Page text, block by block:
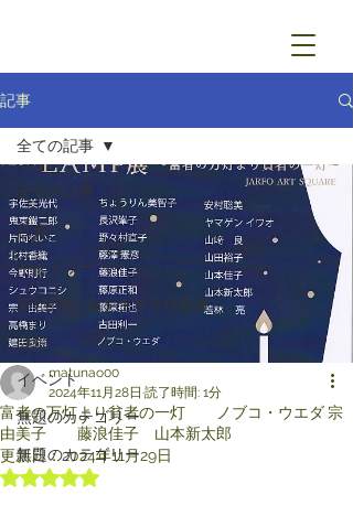
記事
全ての記事
社会
ギャラリー
第7回同じ刻を生きる作家展
会報
イベント
無題のカテゴリー
無題のカテゴリー
全ての記事
富者の万灯より貧者の一灯 ノブコ・ウエダ 宗
由美子 藤浪佳子 山本新太郎
matunao00
2024年11月28日 読了時間: 1分
更新日：2024年11月29日
5つ星のうちNaNと評価されています。